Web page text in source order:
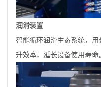
润滑装置
智能循环润滑生态系统，
升效率，延长设备使用寿命。